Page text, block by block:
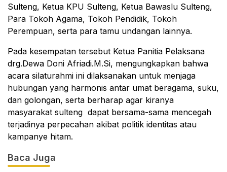
Sulteng, Ketua KPU Sulteng, Ketua Bawaslu Sulteng,
Para Tokoh Agama, Tokoh Pendidik, Tokoh
Perempuan, serta para tamu undangan lainnya.
Pada kesempatan tersebut Ketua Panitia Pelaksana
drg.Dewa Doni Afriadi.M.Si, mengungkapkan bahwa
acara silaturahmi ini dilaksanakan untuk menjaga
hubungan yang harmonis antar umat beragama, suku,
dan golongan, serta berharap agar kiranya
masyarakat sulteng dapat bersama-sama mencegah
terjadinya perpecahan akibat politik identitas atau
kampanye hitam.
Baca Juga